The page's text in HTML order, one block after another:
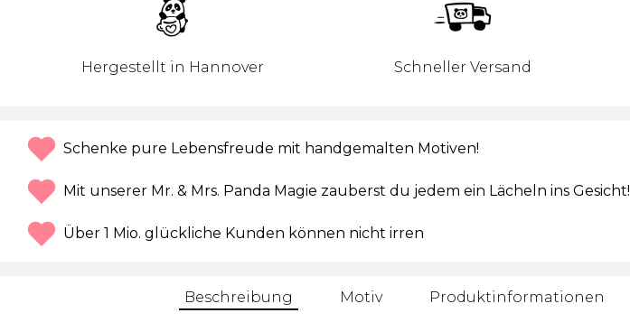
Hergestellt in Hannover Schneller Versand
Schenke pure Lebensfreude mit handgemalten Motiven!
Mit unserer Mr. & Mrs. Panda Magie zauberst du jedem ein Lächeln ins Gesicht!
Über 1 Mio. glückliche Kunden können nicht irren
Beschreibung Motiv Produktinformationen